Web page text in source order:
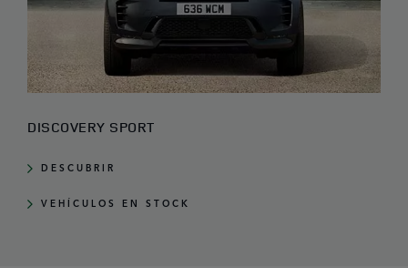
DISCOVERY SPORT
DESCUBRIR
VEHÍCULOS EN STOCK